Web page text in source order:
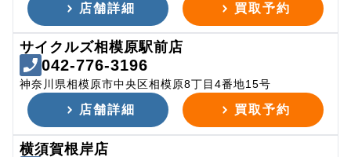
店舗詳細 買取予約
サイクルズ相模原駅前店
042-776-3196
神奈川県相模原市中央区相模原8丁目4番地15号
店舗詳細 買取予約
横須賀根岸店